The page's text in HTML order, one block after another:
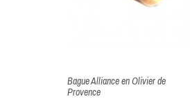
Bague Alliance en Olivier de
Provence